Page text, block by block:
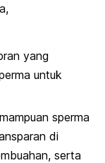
yang
untuk
sperma
di
serta